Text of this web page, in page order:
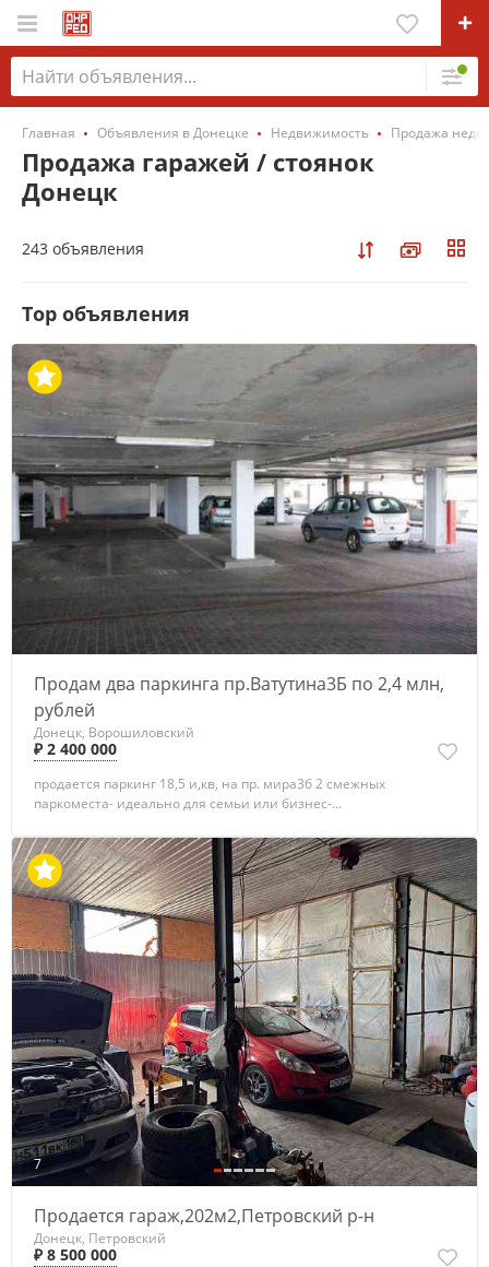
Главная Объявления в Донецке Недвижимость Продажа
Продажа гаражей / стоянок
Донецк
243 объявления
Top объявления
Продам два паркинга пр.Ватутина3Б по 2,4 млн,
рублей
Донецк, Ворошиловский
₽ 2 400 000
продается паркинг 18,5 и,кв, на пр. мира3б 2 смежных
паркоместа- идеально для семьи или бизнес-...
7
Продается гараж,202м2,Петровский р-н
Донецк, Петровский
₽ 8 500 000